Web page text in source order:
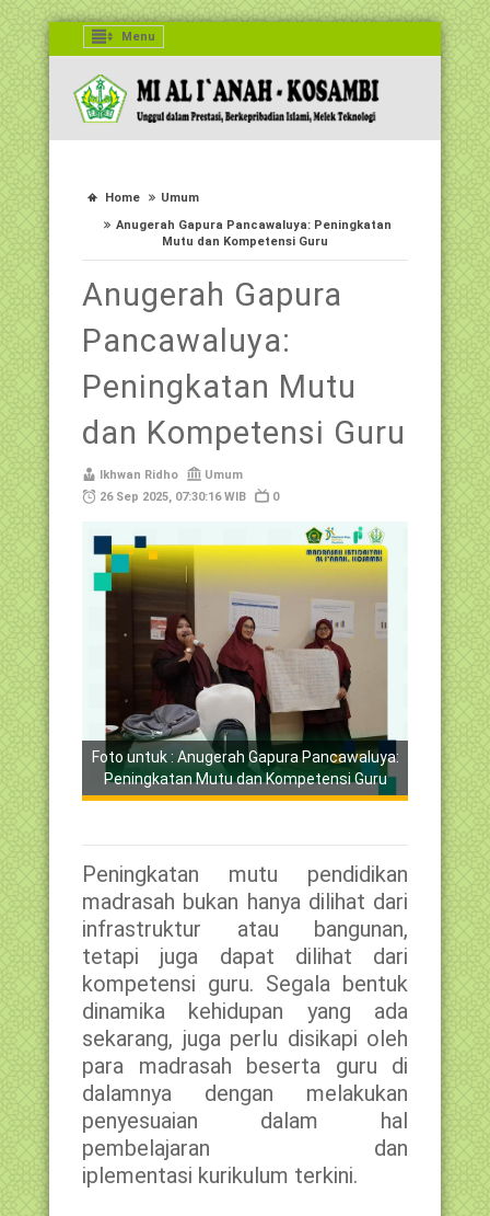
Menu
Home
Umum
Anugerah Gapura Pancawaluya: Peningkatan
Mutu dan Kompetensi Guru
Anugerah Gapura
Pancawaluya:
Peningkatan Mutu
dan Kompetensi Guru
Ikhwan Ridho
Umum
26 Sep 2025, 07:30:16 WIB
0
Foto untuk : Anugerah Gapura Pancawaluya:
Peningkatan Mutu dan Kompetensi Guru
Peningkatan mutu pendidikan
madrasah bukan hanya dilihat dari
infrastruktur atau bangunan,
tetapi juga dapat dilihat dari
kompetensi guru. Segala bentuk
dinamika kehidupan yang ada
sekarang, juga perlu disikapi oleh
para madrasah beserta guru di
dalamnya dengan melakukan
penyesuaian dalam hal
pembelajaran dan
iplementasi kurikulum terkini.